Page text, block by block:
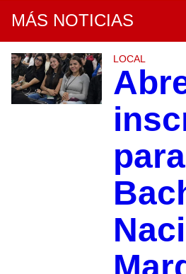
MÁS NOTICIAS
LOCAL